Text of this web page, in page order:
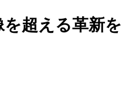
超える革新を